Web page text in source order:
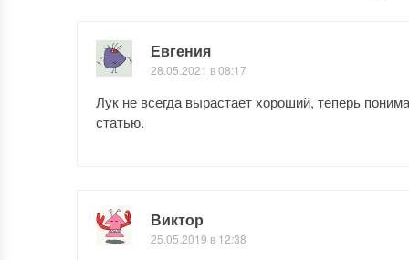
Евгения
28.05.2021 в 08:17
Лук не всегда вырастает хороший, теперь
статью.
Виктор
25.05.2019 в 12:38